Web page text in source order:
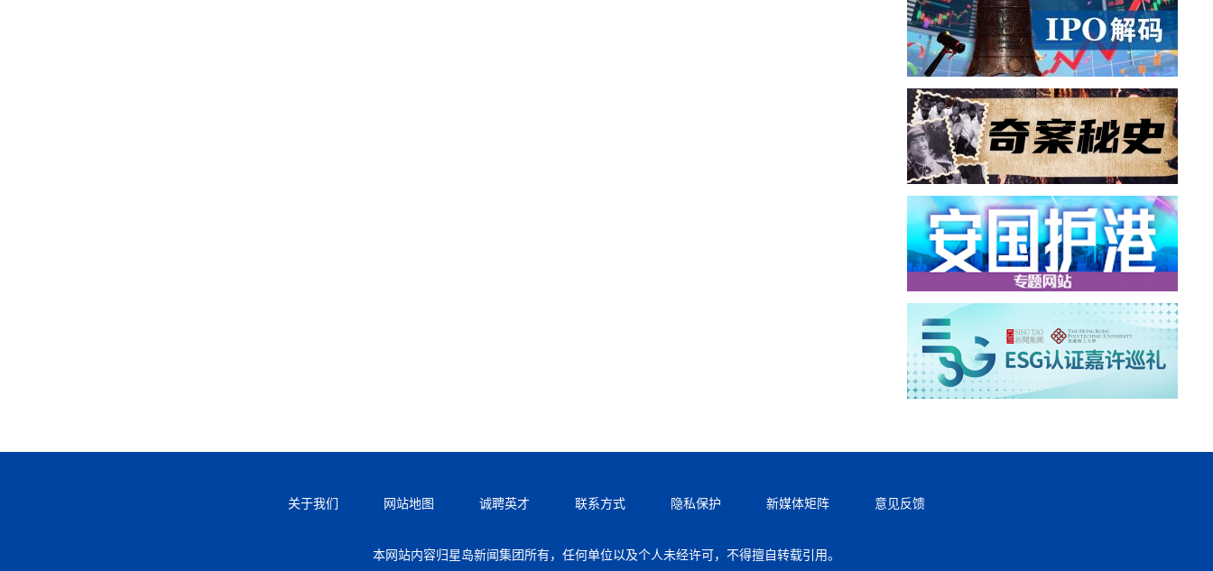
关于我们 网站地图 诚聘英才 联系方式 隐私保护 新媒体矩阵 意见反馈
本网站内容归星岛新闻集团所有，任何单位以及个人未经许可，不得擅自转载引用。